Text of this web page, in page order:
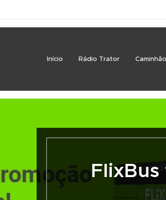
Início Rádio Trator Caminhão